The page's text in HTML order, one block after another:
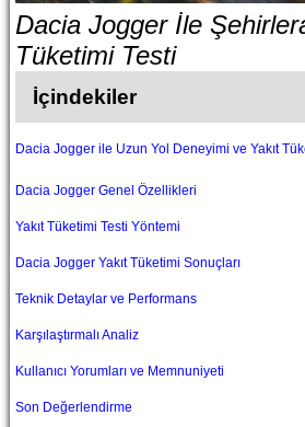
Dacia Jogger İle
Tüketimi Testi
İçindekiler
Dacia Jogger ile Uzun Yol Deneyimi ve Yakıt
Dacia Jogger Genel Özellikleri
Yakıt Tüketimi Testi Yöntemi
Dacia Jogger Yakıt Tüketimi Sonuçları
Teknik Detaylar ve Performans
Karşılaştırmalı Analiz
Kullanıcı Yorumları ve Memnuniyeti
Son Değerlendirme